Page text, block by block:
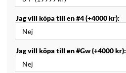
Jag vill köpa till en #4 (+4000 kr):
Jag vill köpa till en #Gw (+4000 kr):